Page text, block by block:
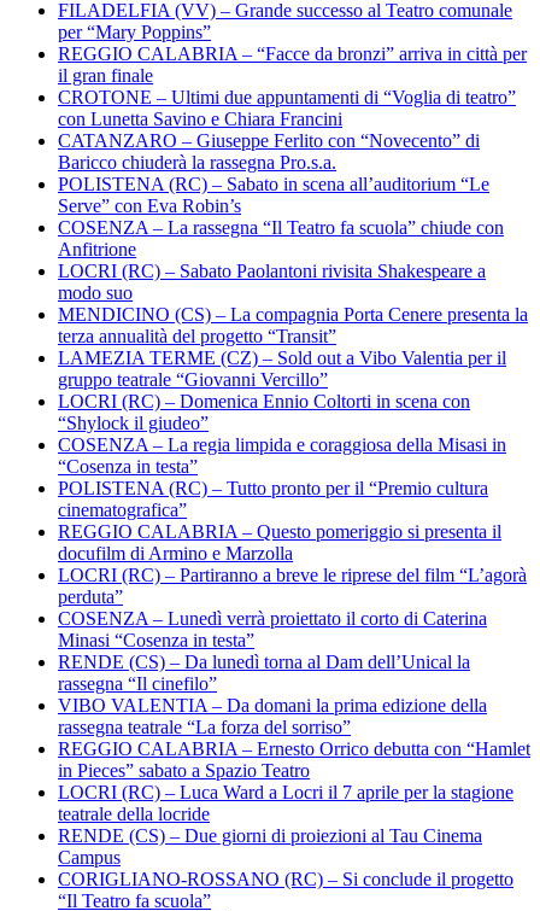
FILADELFIA (VV) – Grande successo al Teatro comunale
per “Mary Poppins”
REGGIO CALABRIA – “Facce da bronzi” arriva in città per
il gran finale
CROTONE – Ultimi due appuntamenti di “Voglia di teatro”
con Lunetta Savino e Chiara Francini
CATANZARO – Giuseppe Ferlito con “Novecento” di
Baricco chiuderà la rassegna Pro.s.a.
POLISTENA (RC) – Sabato in scena all’auditorium “Le
Serve” con Eva Robin’s
COSENZA – La rassegna “Il Teatro fa scuola” chiude con
Anfitrione
LOCRI (RC) – Sabato Paolantoni rivisita Shakespeare a
modo suo
MENDICINO (CS) – La compagnia Porta Cenere presenta la
terza annualità del progetto “Transit”
LAMEZIA TERME (CZ) – Sold out a Vibo Valentia per il
gruppo teatrale “Giovanni Vercillo”
LOCRI (RC) – Domenica Ennio Coltorti in scena con
“Shylock il giudeo”
COSENZA – La regia limpida e coraggiosa della Misasi in
“Cosenza in testa”
POLISTENA (RC) – Tutto pronto per il “Premio cultura
cinematografica”
REGGIO CALABRIA – Questo pomeriggio si presenta il
docufilm di Armino e Marzolla
LOCRI (RC) – Partiranno a breve le riprese del film “L’agorà
perduta”
COSENZA – Lunedì verrà proiettato il corto di Caterina
Minasi “Cosenza in testa”
RENDE (CS) – Da lunedì torna al Dam dell’Unical la
rassegna “Il cinefilo”
VIBO VALENTIA – Da domani la prima edizione della
rassegna teatrale “La forza del sorriso”
REGGIO CALABRIA – Ernesto Orrico debutta con “Hamlet
in Pieces” sabato a Spazio Teatro
LOCRI (RC) – Luca Ward a Locri il 7 aprile per la stagione
teatrale della locride
RENDE (CS) – Due giorni di proiezioni al Tau Cinema
Campus
CORIGLIANO-ROSSANO (RC) – Si conclude il progetto
“Il Teatro fa scuola”